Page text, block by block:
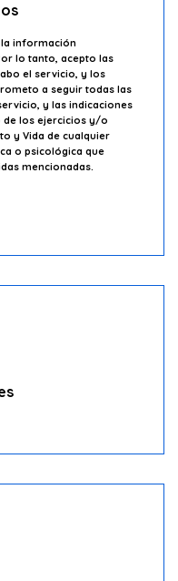
información
lo tanto, acepto las
el servicio, y los
a seguir todas las
y las indicaciones
de los ejercicios y/o
y Vida de cualquier
o psicológica que
mencionadas.